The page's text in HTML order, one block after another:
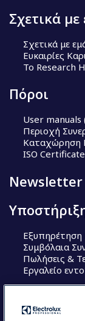
Σχετικά με
Σχετικά με
Ευκαιρίες
Το Research
Πόροι
User manuals
Περιοχή
Καταχώρηση
ISO
Newsletter
Συμβόλαια
Πωλήσεις &
Εργαλείο